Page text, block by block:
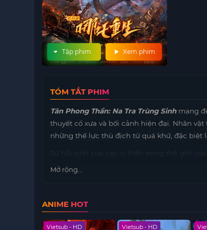
Xem phim
Tập phim
TÓM TẮT PHIM
Tân Phong Thần: Na Tra Trùng Sinhmang
thuyết cổ xưa và bối cảnh hiện đại. Nhân vật
những thế lực thù địch từ quá khứ, đặc biệt
sứ mệnh và lựa chọn giữa thiện – ác.
tương lai. Đây là lựa chọn tuyệt vời dành
chỉn chu và đầu tư kỹ lưỡng.
Mở rộng...
ANIME HOT
Vietsub - HD Vietsub - HD